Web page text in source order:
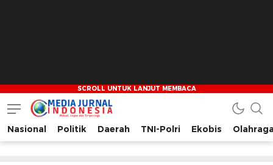
Media Jurnal Indonesia
Bersama Membangun Indonesia
Nasional Politik Daerah TNI-Polri Ekobis